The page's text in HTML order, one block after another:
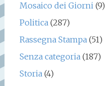
Mosaico dei Giorni(9)
Politica(287)
Rassegna Stampa(51)
Senza categoria(187)
Storia(4)